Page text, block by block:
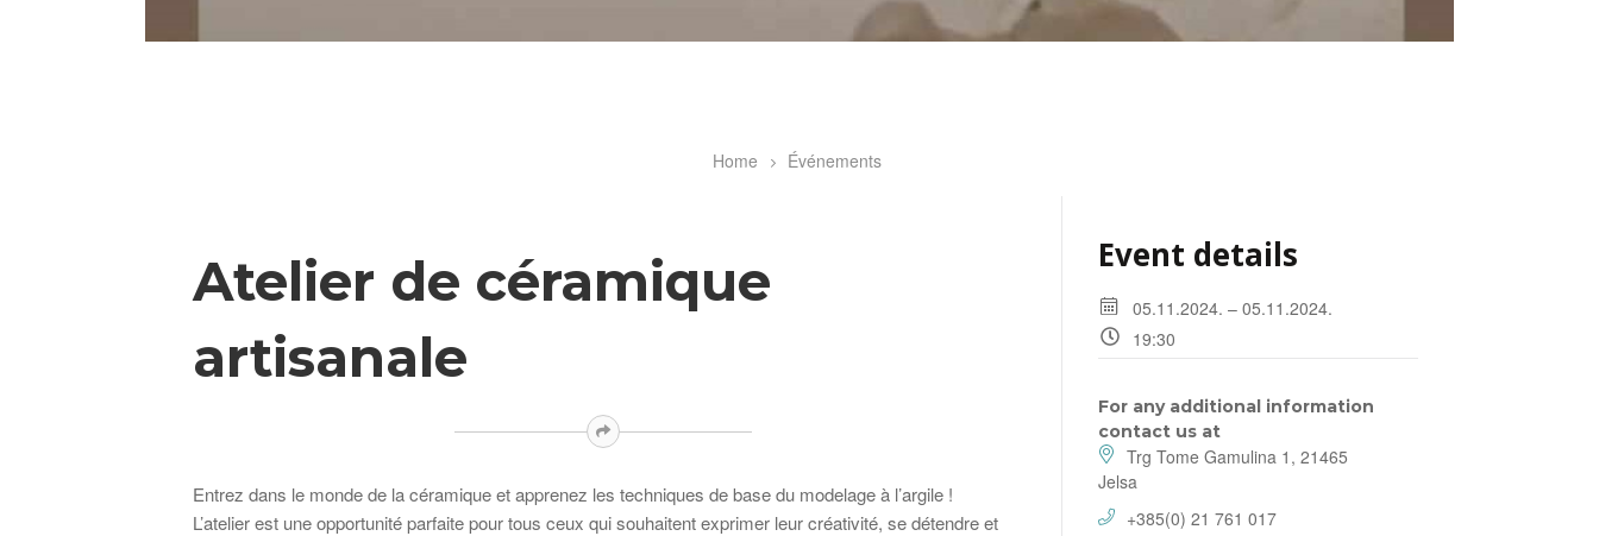
Home Événements
Atelier de céramique
artisanale
Entrez dans le monde de la céramique et apprenez les techniques de base du modelage à l’argile !
L’atelier est une opportunité parfaite pour tous ceux qui souhaitent exprimer leur créativité, se détendre et
Event details
05.11.2024. – 05.11.2024.
19:30
For any additional information
contact us at
Trg Tome Gamulina 1, 21465
Jelsa
+385(0) 21 761 017